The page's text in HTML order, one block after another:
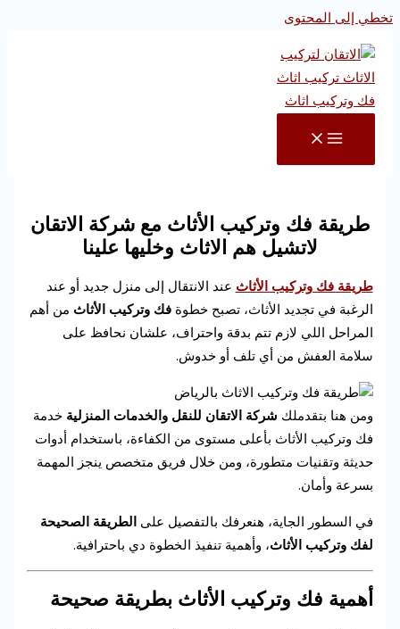
تخطي إلى المحتوى
طريقة فك وتركيب الأثاث مع شركة الاتقان
لاتشيل هم الاثاث وخليها علينا
طريقة فك وتركيب الأثاث عند الانتقال إلى منزل جديد أو عند
الرغبة في تجديد الأثاث، تصبح خطوةفك وتركيب الأثاث من أهم
المراحل اللي لازم تتم بدقة واحتراف، علشان نحافظ على
سلامة العفش من أي تلف أو خدوش.
ومن هنا بتقدملك شركة الاتقان للنقل والخدمات المنزلية خدمة
فك وتركيب الأثاث بأعلى مستوى من الكفاءة، باستخدام أدوات
حديثة وتقنيات متطورة، ومن خلال فريق متخصص ينجز المهمة
بسرعة وأمان.
في السطور الجاية، هنعرفك بالتفصيل على الطريقة الصحيحة
لفك وتركيب الأثاث، وأهمية تنفيذ الخطوة دي باحترافية.
أهمية فك وتركيب الأثاث بطريقة صحيحة